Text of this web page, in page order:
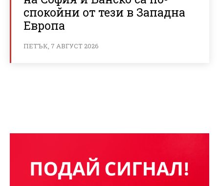
спокойни от тези в Западна
Европа
ПЕТЪК, 7 АВГУСТ 2026